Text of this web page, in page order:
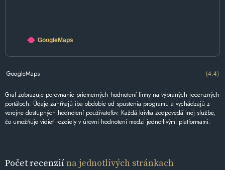
GoogleMaps
GoogleMaps (4.4)
Graf zobrazuje porovnanie priemerných hodnotení firmy na vybraných recenzných
portáloch. Údaje zahŕňajú iba obdobie od spustenia programu a vychádzajú z
verejne dostupných hodnotení používateľov. Každá krivka zodpovedá inej službe,
čo umožňuje vidieť rozdiely v úrovni hodnotení medzi jednotlivými platformami.
Počet recenziína jednotlivých stránkach